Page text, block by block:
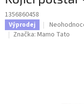
1356860458
Výprodej
Průměrné
hodnocení
Značka: Mamo Tato